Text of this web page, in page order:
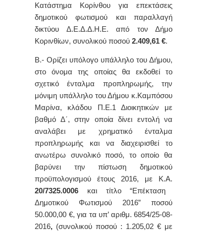
Κατάστημα Κορίνθου για επεκτάσεις
δημοτικού φωτισμού και παραλλαγή
δικτύου Δ.Ε.Δ.Δ.Η.Ε. από τον Δήμο
Κορινθίων, συνολικού ποσού 2.409,61 €.
Β.- Ορίζει υπόλογο υπάλληλο του Δήμου,
στο όνομα της οποίας θα εκδοθεί το
σχετικό ένταλμα προπληρωμής, την
μόνιμη υπάλληλο του Δήμου κ.Καμπόσου
Μαρίνα, κλάδου Π.Ε.1 Διοικητικών με
βαθμό Δ΄, στην οποία δίνει εντολή να
αναλάβει με χρηματικό ένταλμα
προπληρωμής και να διαχειρισθεί το
ανωτέρω συνολικό ποσό, το οποίο θα
βαρύνει την πίστωση δημοτικού
προϋπολογισμού έτους 2016, με Κ.Α.
20/7325.0006 και τίτλο “Επέκταση
Δημοτικού Φωτισμού 2016” ποσού
50.000,00 €, για τα υπ’ αριθμ. 6854/25-08-
2016, (συνολικού ποσού : 1.205,02 € με